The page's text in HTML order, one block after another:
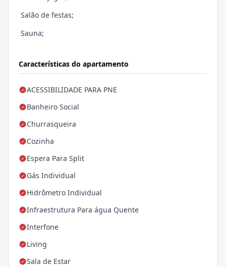
Características do apartamento
ACESSIBILIDADE PARA PNE
Banheiro Social
Churrasqueira
Cozinha
Espera Para Split
Gás Individual
Hidrômetro Individual
Infraestrutura Para água Quente
Interfone
Living
Sala de Estar
Salão de festas;
Sauna;